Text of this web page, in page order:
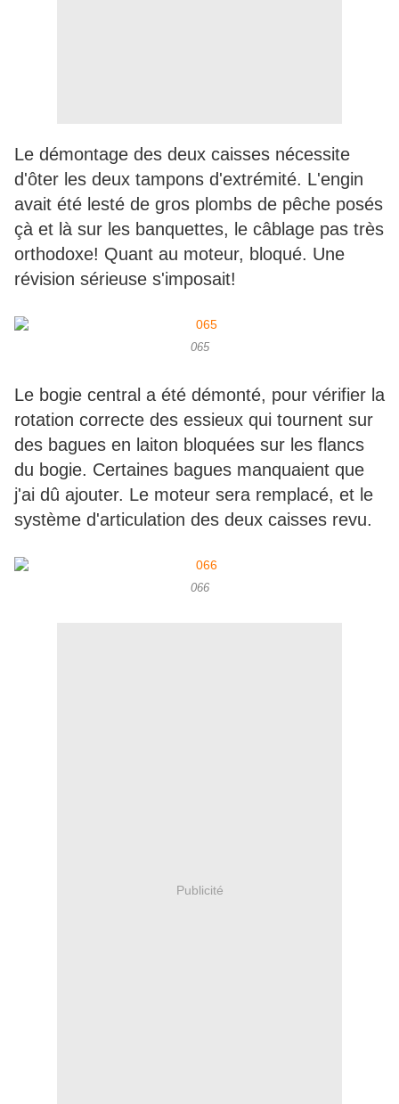
Le démontage des deux caisses nécessite
d'ôter les deux tampons d'extrémité. L'engin
avait été lesté de gros plombs de pêche posés
çà et là sur les banquettes, le câblage pas très
orthodoxe! Quant au moteur, bloqué. Une
révision sérieuse s'imposait!
065
Le bogie central a été démonté, pour vérifier la
rotation correcte des essieux qui tournent sur
des bagues en laiton bloquées sur les flancs
du bogie. Certaines bagues manquaient que
j'ai dû ajouter. Le moteur sera remplacé, et le
système d'articulation des deux caisses revu.
066
Publicité